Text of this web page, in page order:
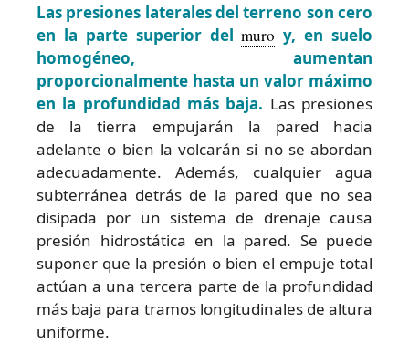
Las presiones laterales del terreno son cero
en la parte superior delmuro y, en suelo
homogéneo, aumentan
proporcionalmente hasta un valor máximo
en la profundidad más baja. Las presiones
de la tierra empujarán la pared hacia
adelante o bien la volcarán si no se abordan
adecuadamente. Además, cualquier agua
subterránea detrás de la pared que no sea
disipada por un sistema de drenaje causa
presión hidrostática en la pared. Se puede
suponer que la presión o bien el empuje total
actúan a una tercera parte de la profundidad
más baja para tramos longitudinales de altura
uniforme.